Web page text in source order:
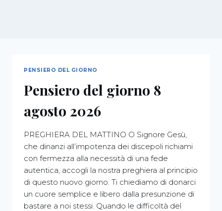
PENSIERO DEL GIORNO
Pensiero del giorno 8
agosto 2026
PREGHIERA DEL MATTINO O Signore Gesù,
che dinanzi all’impotenza dei discepoli richiami
con fermezza alla necessità di una fede
autentica, accogli la nostra preghiera al principio
di questo nuovo giorno. Ti chiediamo di donarci
un cuore semplice e libero dalla presunzione di
bastare a noi stessi. Quando le difficoltà del